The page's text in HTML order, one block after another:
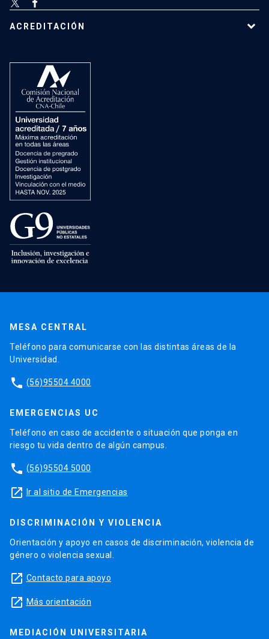
ACREDITACIÓN
MESA CENTRAL
Teléfono para comunicarse con las distintas áreas de la
Universidad.
phone (56)95504 4000
EMERGENCIAS UC
Teléfono en caso de accidente o situación que ponga en
riesgo tu vida dentro de algún campus.
phone (56)95504 5000
launch Ir al sitio de Emergencias
DISCRIMINACIÓN Y VIOLENCIA
Orientación y apoyo en casos de discriminación, violencia de
género o violencia sexual.
launch Contacto para apoyo
launch Más orientación
MEDIACIÓN UNIVERSITARIA